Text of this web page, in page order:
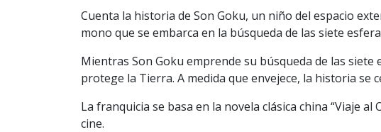
Cuenta la historia de Son Goku, un niño del espacio
mono que se embarca en la búsqueda de las siete
Mientras Son Goku emprende su búsqueda de las
protege la Tierra. A medida que envejece, la historia se
La franquicia se basa en la novela clásica china “Viaje
cine.